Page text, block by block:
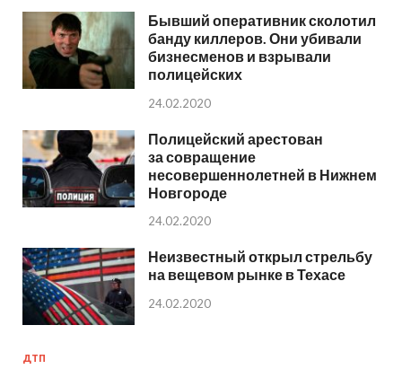
Бывший оперативник сколотил
банду киллеров. Они убивали
бизнесменов и взрывали
полицейских
24.02.2020
Полицейский арестован
за совращение
несовершеннолетней в Нижнем
Новгороде
24.02.2020
Неизвестный открыл стрельбу
на вещевом рынке в Техасе
24.02.2020
ДТП